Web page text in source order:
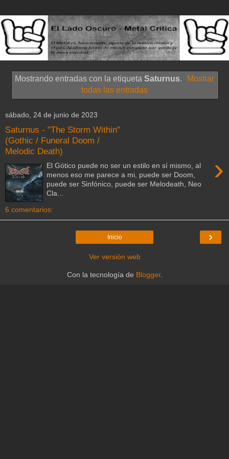
Mostrando entradas con la etiqueta Saturnus.
Mostrar
todas las entradas
sábado, 24 de junio de 2023
Saturnus - "The Storm Within"
(Gothic / Funeral Doom /
Melodic Death)
›
El Gótico puede no ser un estilo en sí mismo, al
menos eso me parece a mi, puede ser Doom,
puede ser Sinfónico, puede ser Melodeath, Neo
Cla...
6 comentarios:
›
Inicio
Ver versión web
Con la tecnología de Blogger.